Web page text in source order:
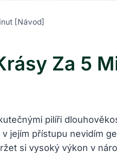
[Návod]
Za 5
pilíři
jejím přístupu nevidím
si vysoký výkon v